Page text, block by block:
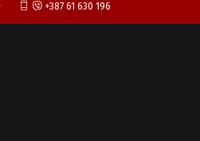
+387 61 630 196